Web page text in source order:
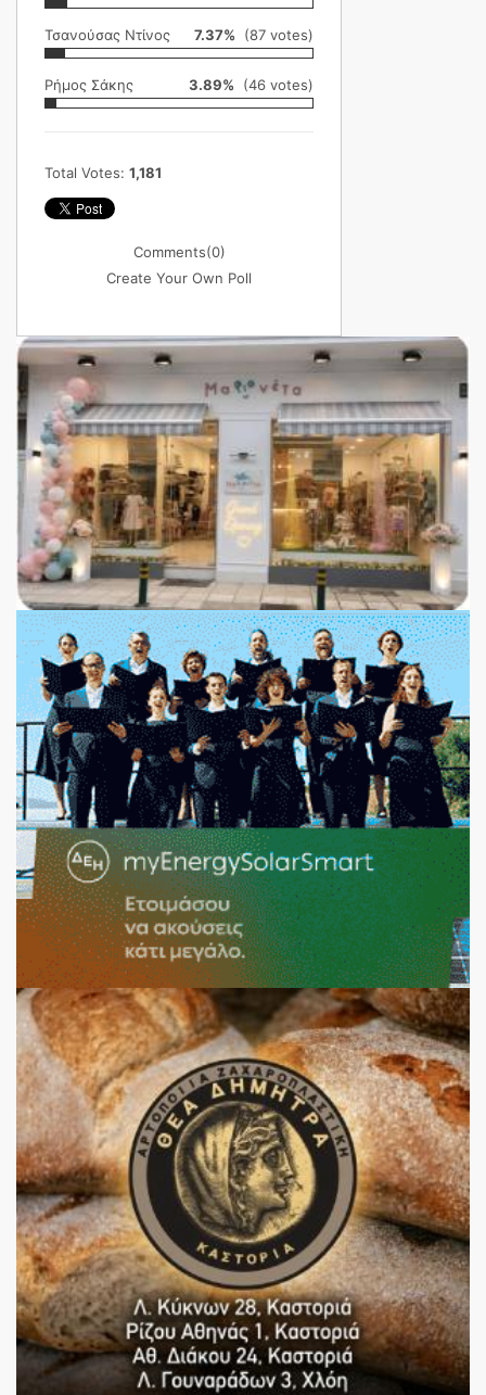
Τσανούσας Ντίνος 7.37% (87 votes)
Ρήμος Σάκης 3.89% (46 votes)
Total Votes: 1,181
Comments(0)
Create Your Own Poll